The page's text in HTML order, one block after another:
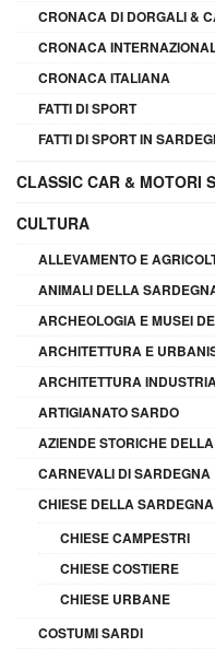
CRONACA DI DORGALI &
CRONACA
CRONACA ITALIANA
FATTI DI SPORT
FATTI DI SPORT IN
CLASSIC CAR & MOTORI
CULTURA
ALLEVAMENTO E
ANIMALI DELLA
ARCHEOLOGIA E MUSEI
ARCHITETTURA E
ARCHITETTURA
ARTIGIANATO SARDO
AZIENDE STORICHE
CARNEVALI DI SARDEGNA
CHIESE DELLA SARDEGNA
CHIESE CAMPESTRI
CHIESE COSTIERE
CHIESE URBANE
COSTUMI SARDI